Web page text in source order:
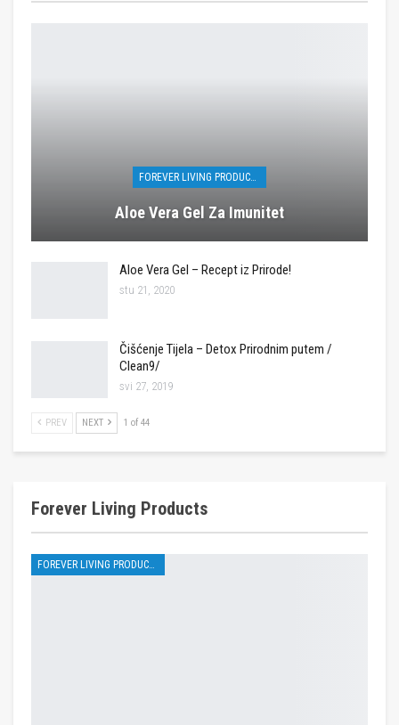
FOREVER LIVING PRODUCTS
Aloe Vera Gel Za Imunitet
Aloe Vera Gel – Recept iz Prirode!
stu 21, 2020
Čišćenje Tijela – Detox Prirodnim putem /
Clean9/
svi 27, 2019
PREV NEXT 1 of 44
Forever Living Products